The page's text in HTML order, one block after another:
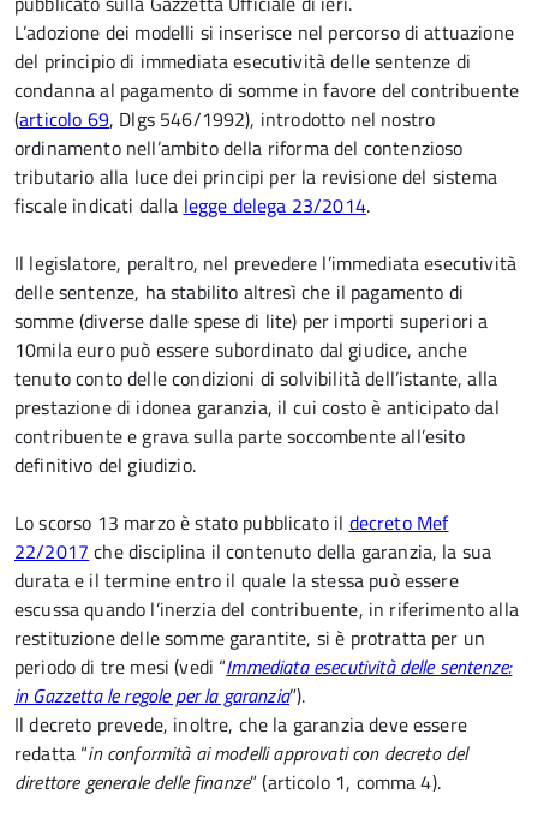
L’adozione dei modelli si inserisce nel percorso di attuazione
del principio di immediata esecutività delle sentenze di
condanna al pagamento di somme in favore del contribuente
(articolo 69, Dlgs 546/1992), introdotto nel nostro
ordinamento nell’ambito della riforma del contenzioso
tributario alla luce dei principi per la revisione del sistema
fiscale indicati dalla legge delega 23/2014.
Il legislatore, peraltro, nel prevedere l’immediata esecutività
delle sentenze, ha stabilito altresì che il pagamento di
somme (diverse dalle spese di lite) per importi superiori a
10mila euro può essere subordinato dal giudice, anche
tenuto conto delle condizioni di solvibilità dell’istante, alla
prestazione di idonea garanzia, il cui costo è anticipato dal
contribuente e grava sulla parte soccombente all’esito
definitivo del giudizio.
Lo scorso 13 marzo è stato pubblicato il decreto Mef
22/2017 che disciplina il contenuto della garanzia, la sua
durata e il termine entro il quale la stessa può essere
escussa quando l’inerzia del contribuente, in riferimento alla
restituzione delle somme garantite, si è protratta per un
periodo di tre mesi (vedi “Immediata esecutività delle sentenze:
in Gazzetta le regole per la garanzia”).
Il decreto prevede, inoltre, che la garanzia deve essere
redatta “in conformità ai modelli approvati con decreto del
direttore generale delle finanze” (articolo 1, comma 4).